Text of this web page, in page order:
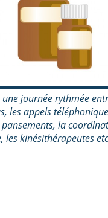
journée rythmée
les appels
la
les kinésithérapeutes